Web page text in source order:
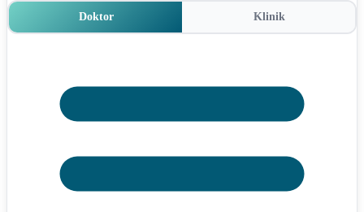
Doktor Klinik